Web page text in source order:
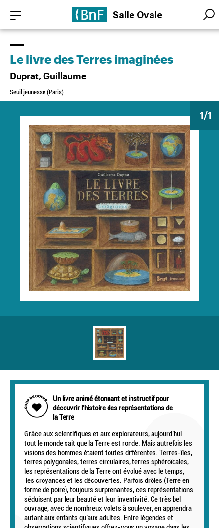
contenu
principal
Salle Ovale
1/1
Le livre des Terres imaginées
Duprat, Guillaume
Seuil jeunesse (Paris)
Un livre animé étonnant et instructif pour
découvrir l’histoire des représentations de
la Terre
Grâce aux scientifiques et aux explorateurs, aujourd’hui
tout le monde sait que la Terre est ronde. Mais autrefois les
visions des hommes étaient toutes différentes. Terres-îles,
terres polygonales, terres circulaires, terres sphéroïdales,
les représentations de la Terre ont évolué avec le temps,
les croyances et les découvertes. Parfois drôles (Terre en
forme de poire), toujours surprenantes, ces représentations
séduisent par leur beauté et leur inventivité. Ce très bel
ouvrage, avec de nombreux volets à soulever, en apprendra
autant aux enfants qu’aux adultes. Entre légendes et
Panneau de gestion des cookies